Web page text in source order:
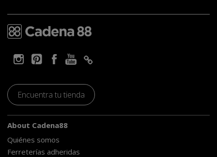
Encuentra tu tienda
About Cadena88
Quiénes somos
Ferreterías adheridas